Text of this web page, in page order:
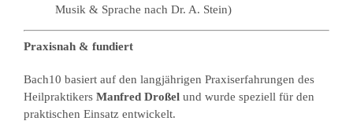
Musik & Sprache nach Dr. A. Stein)
Praxisnah & fundiert
Bach10 basiert auf den langjährigen Praxiserfahrungen des
Heilpraktikers Manfred Droßelund wurde speziell für den
praktischen Einsatz entwickelt.